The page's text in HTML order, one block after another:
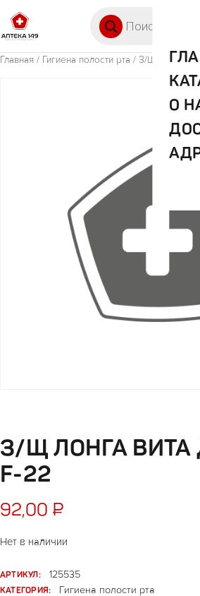
О
Главная / Гигиена полости рта / З/Щ Лонга
З/Щ ЛОНГА ВИТА
F-22
92,00 ₽
Нет в наличии
АРТИКУЛ:
125535
КАТЕГОРИЯ:
Гигиена полости рта